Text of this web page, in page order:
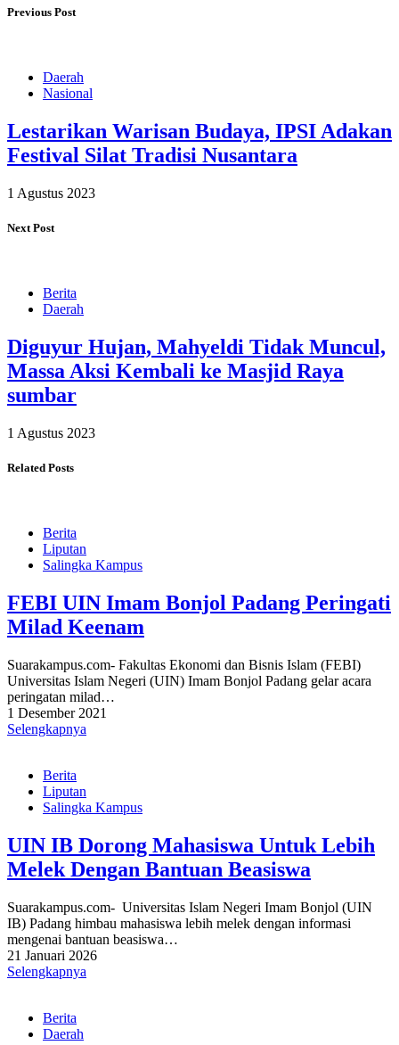
Previous Post
Daerah
Nasional
Lestarikan Warisan Budaya, IPSI Adakan
Festival Silat Tradisi Nusantara
1 Agustus 2023
Next Post
Berita
Daerah
Diguyur Hujan, Mahyeldi Tidak Muncul,
Massa Aksi Kembali ke Masjid Raya
sumbar
1 Agustus 2023
Related Posts
Berita
Liputan
Salingka Kampus
FEBI UIN Imam Bonjol Padang Peringati
Milad Keenam
Suarakampus.com- Fakultas Ekonomi dan Bisnis Islam (FEBI)
Universitas Islam Negeri (UIN) Imam Bonjol Padang gelar acara
peringatan milad…
1 Desember 2021
Selengkapnya
Berita
Liputan
Salingka Kampus
UIN IB Dorong Mahasiswa Untuk Lebih
Melek Dengan Bantuan Beasiswa
Suarakampus.com- Universitas Islam Negeri Imam Bonjol (UIN
IB) Padang himbau mahasiswa lebih melek dengan informasi
mengenai bantuan beasiswa…
21 Januari 2026
Selengkapnya
Berita
Daerah